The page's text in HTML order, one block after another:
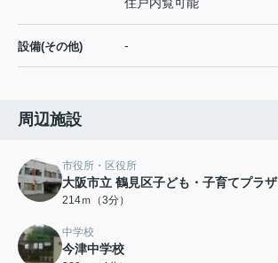
住戸内覧可能
設備(その他) -
周辺施設
市役所・区役所
大阪市立 鶴見区子ども・子育てプラザ
214ｍ（3分）
中学校
今津中学校